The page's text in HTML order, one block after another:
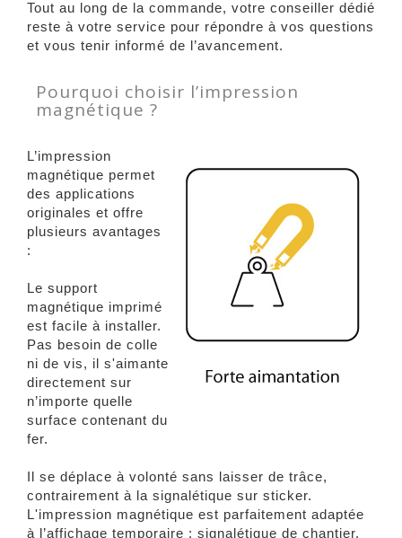
Tout au long de la commande, votre conseiller dédié
reste à votre service pour répondre à vos questions
et vous tenir informé de l’avancement.
Pourquoi choisir l’impression
magnétique ?
L’impression
magnétique permet
des applications
originales et offre
plusieurs avantages
:
Le support
magnétique imprimé
est facile à installer.
Pas besoin de colle
ni de vis, il s'aimante
directement sur
n’importe quelle
surface contenant du
fer.
Il se déplace à volonté sans laisser de trâce,
contrairement à la signalétique sur sticker.
L'impression magnétique est parfaitement adaptée
à l’affichage temporaire : signalétique de chantier,